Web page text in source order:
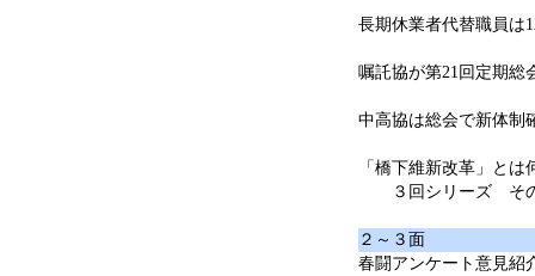
長期休業者代替職員は
嘱託協が第21回定期総
中高協は総会で新体制
「橋下維新改革」とは
３回シリーズ そ
２～３面
春闘アンケート意見紹